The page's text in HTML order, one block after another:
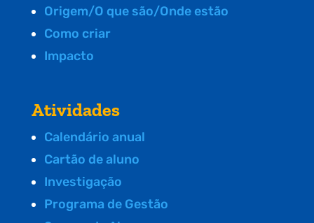
Origem/O que são/Onde estão
Como criar
Impacto
Atividades
Calendário anual
Cartão de aluno
Investigação
Programa de Gestão